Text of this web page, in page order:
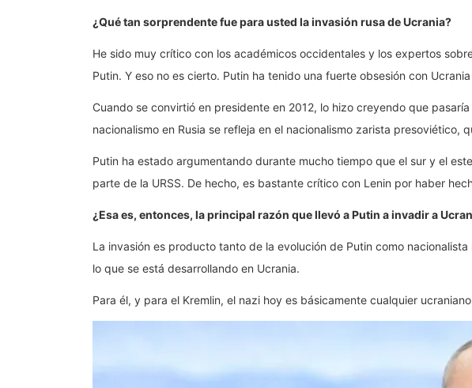
¿Qué tan sorprendente fue para usted la invasión rusa de Ucrania?
He sido muy crítico con los académicos occidentales y los expertos
Putin. Y eso no es cierto. Putin ha tenido una fuerte obsesión con
Cuando se convirtió en presidente en 2012, lo hizo creyendo que
nacionalismo en Rusia se refleja en el nacionalismo zarista presoviético,
Putin ha estado argumentando durante mucho tiempo que el sur y el
parte de la URSS. De hecho, es bastante crítico con Lenin por haber
¿Esa es, entonces, la principal razón que llevó a Putin a invadir a
La invasión es producto tanto de la evolución de Putin como
lo que se está desarrollando en Ucrania.
Para él, y para el Kremlin, el nazi hoy es básicamente cualquier